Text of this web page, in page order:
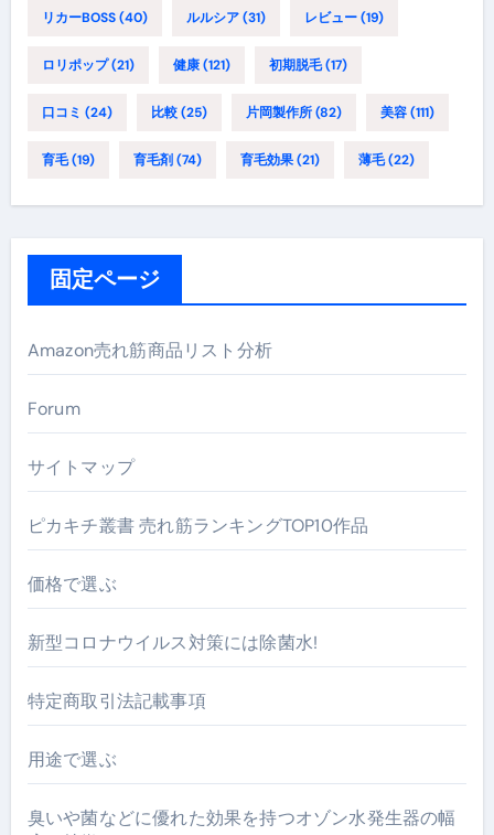
リカーBOSS(40) ルルシア(31) レビュー(19)
ロリポップ(21) 健康(121) 初期脱毛(17)
口コミ (24) 比較(25) 片岡製作所(82) 美容(111)
育毛(19) 育毛剤(74) 育毛効果(21) 薄毛(22)
固定ページ
Amazon売れ筋商品リスト分析
Forum
サイトマップ
ピカキチ叢書 売れ筋ランキングTOP10作品
価格で選ぶ
新型コロナウイルス対策には除菌水!
特定商取引法記載事項
用途で選ぶ
臭いや菌などに優れた効果を持つオゾン水発生器の幅